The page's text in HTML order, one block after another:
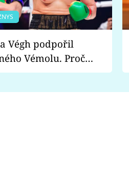
Vémolu. Proč
zápasit s ním než